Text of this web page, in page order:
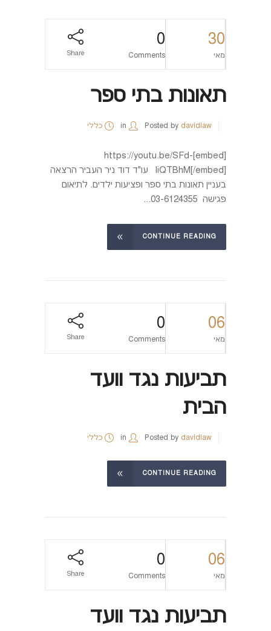
30
מאי
0
Comments
Share
תאונות בתי ספר
Posted by davidlaw
in כללי
[embed]https://youtu.be/SFd-
liQTBhM[/embed] עו"ד דוד ניר העביר הרצאה
בעניין תאונות בתי ספר ופציעות ילדים. לתיאום
פגישה 03-6124355...
CONTINUE READING
06
מאי
0
Comments
Share
תביעות נגד וועד
הבית
Posted by davidlaw
in כללי
CONTINUE READING
06
מאי
0
Comments
Share
תביעות נגד וועד